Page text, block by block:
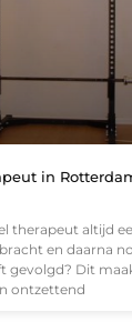
in
therapeut altijd
en daarna
gevolgd? Dit
ontzettend